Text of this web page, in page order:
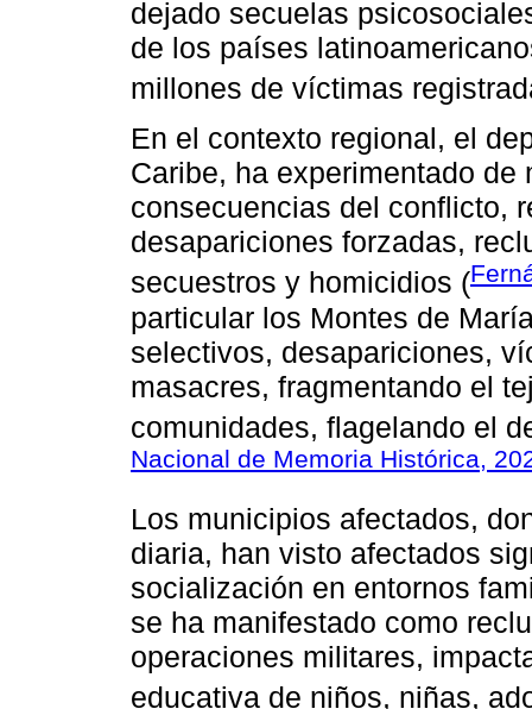
dejado secuelas
de los países
millones de víctimas
En el contexto regional, el
Caribe, ha experimentado de
consecuencias del conflicto,
desapariciones forzadas,
secuestros y homicidios (
particular los Montes de
selectivos, desapariciones,
masacres, fragmentando el
comunidades, flagelando el
Nacional de Memoria Histórica,
Los municipios afectados,
diaria, han visto afectados
socialización en entornos
se ha manifestado como
operaciones militares,
educativa de niños, niñas,